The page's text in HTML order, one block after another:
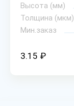
Высота (мм)
Толщина (мкм)
Мин.заказ
3.15 ₽